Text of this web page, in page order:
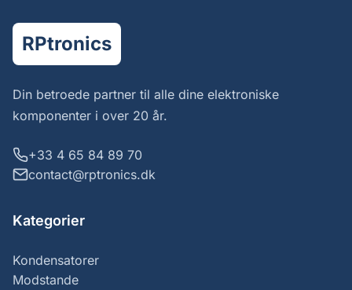
RPtronics
Din betroede partner til alle dine elektroniske
komponenter i over 20 år.
+33 4 65 84 89 70
contact@rptronics.dk
Kategorier
Kondensatorer
Modstande